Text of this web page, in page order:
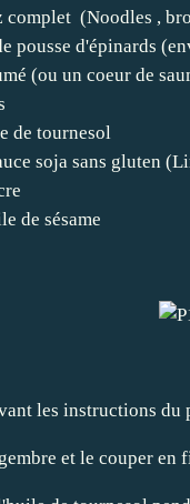
(Noodles ,
pousse d'épinards
(ou un coeur de
de tournesol
soja sans gluten
de sésame
les instructions
et le couper en